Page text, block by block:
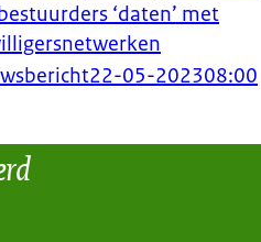
‘daten’ met
22-05-202308:00